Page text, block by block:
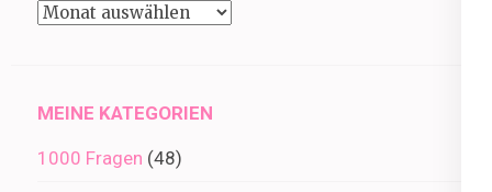
Beiträge
MEINE KATEGORIEN
1000 Fragen (48)